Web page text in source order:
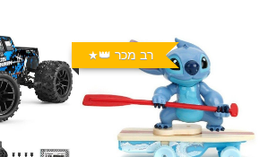
רב מכר 👑